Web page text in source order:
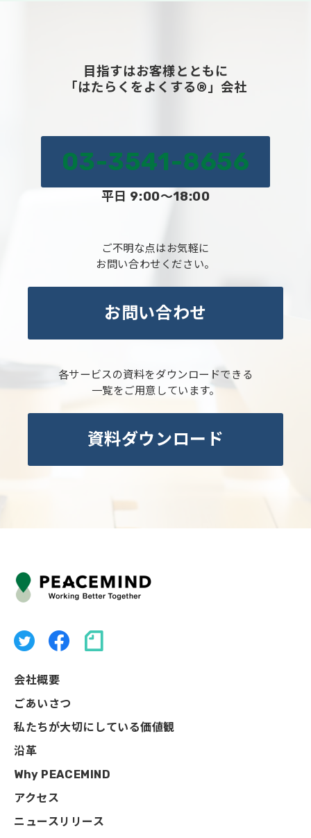
目指すはお客様とともに
「はたらくをよくする®」会社
03-3541-8656
平日 9:00～18:00
ご不明な点はお気軽に
お問い合わせください。
お問い合わせ
各サービスの資料をダウンロードできる
一覧をご用意しています。
資料ダウンロード
会社概要
ごあいさつ
私たちが大切にしている価値観
沿革
Why PEACEMIND
アクセス
ニュースリリース